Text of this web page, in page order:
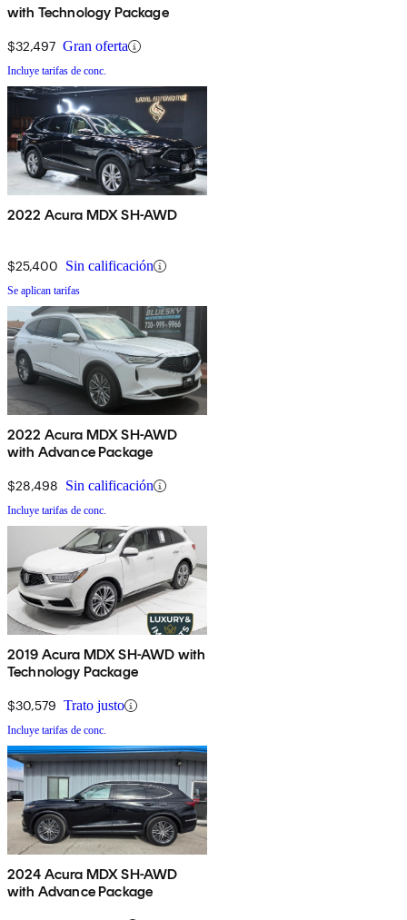
with Technology Package
$32,497 Gran oferta
Incluye tarifas de conc.
2022 Acura MDX SH-AWD
$25,400 Sin calificación
Se aplican tarifas
2022 Acura MDX SH-AWD
with Advance Package
$28,498 Sin calificación
Incluye tarifas de conc.
2019 Acura MDX SH-AWD with
Technology Package
$30,579 Trato justo
Incluye tarifas de conc.
2024 Acura MDX SH-AWD
with Advance Package